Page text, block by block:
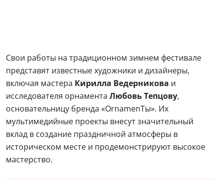
Свои работы на традиционном зимнем фестивале
представят известные художники и дизайнеры,
включая мастера Кирилла Ведерникова и
исследователя орнамента Любовь Тепцову,
основательницу бренда «OrnamenTы». Их
мультимедийные проекты внесут значительный
вклад в создание праздничной атмосферы в
историческом месте и продемонстрируют высокое
мастерство.